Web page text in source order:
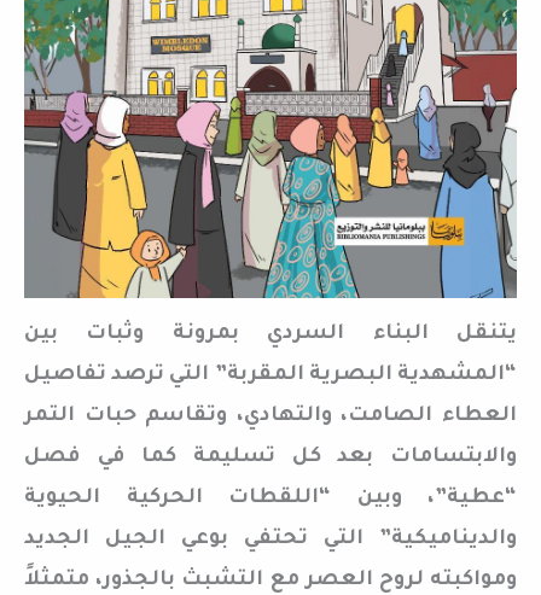
يتنقل البناء السردي بمرونة وثبات بين
“المشهدية البصرية المقربة” التي ترصد تفاصيل
العطاء الصامت، والتهادي، وتقاسم حبات التمر
والابتسامات بعد كل تسليمة كما في فصل
“عطية”، وبين “اللقطات الحركية الحيوية
والديناميكية” التي تحتفي بوعي الجيل الجديد
ومواكبته لروح العصر مع التشبث بالجذور، متمثلاً